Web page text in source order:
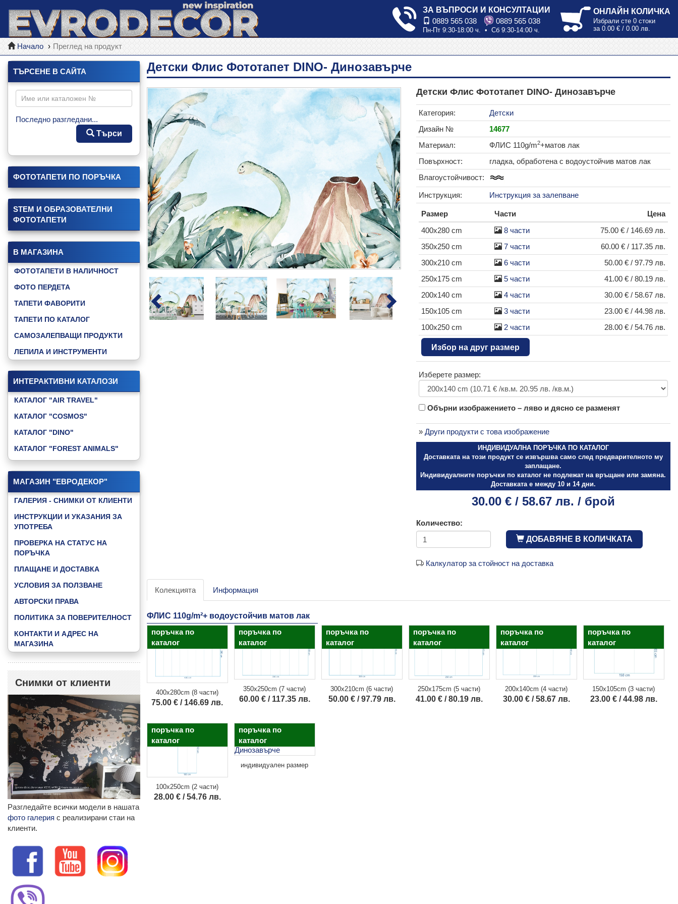
ЗА ВЪПРОСИ И КОНСУЛТАЦИИ
0889 565 038
0889 565 038
Пн-Пт 9:30-18:00 ч. • Сб 9:30-14:00 ч.
ОНЛАЙН КОЛИЧКА
Избрали сте 0 стоки
за 0.00 € / 0.00 лв.
Начало Преглед на продукт
ТЪРСЕНЕ В САЙТА
Последно разгледани...
Търси
ФОТОТАПЕТИ ПО ПОРЪЧКА
STEM И ОБРАЗОВАТЕЛНИ
ФОТОТАПЕТИ
В МАГАЗИНА
ФОТОТАПЕТИ В НАЛИЧНОСТ
ФОТО ПЕРДЕТА
ТАПЕТИ ФАВОРИТИ
ТАПЕТИ ПО КАТАЛОГ
САМОЗАЛЕПВАЩИ ПРОДУКТИ
ЛЕПИЛА И ИНСТРУМЕНТИ
ИНТЕРАКТИВНИ КАТАЛОЗИ
КАТАЛОГ "AIR TRAVEL"
КАТАЛОГ "COSMOS"
КАТАЛОГ "DINO"
КАТАЛОГ "FOREST ANIMALS"
КАТАЛОГ "GOOD NIGHT BABY"
КАТАЛОГ "JUNGLE ANIMALS"
КАТАЛОГ "LITTLE FRIENDS"
КАТАЛОГ "MUSIC & DANCE"
КАТАЛОГ "SKY"
ВИЖ ВСИЧКИ КАТАЛОЗИ »
МАГАЗИН "ЕВРОДЕКОР"
ГАЛЕРИЯ - СНИМКИ ОТ КЛИЕНТИ
ИНСТРУКЦИИ И УКАЗАНИЯ ЗА
УПОТРЕБА
ПРОВЕРКА НА СТАТУС НА
ПОРЪЧКА
ПЛАЩАНЕ И ДОСТАВКА
УСЛОВИЯ ЗА ПОЛЗВАНЕ
АВТОРСКИ ПРАВА
ПОЛИТИКА ЗА ПОВЕРИТЕЛНОСТ
КОНТАКТИ И АДРЕС НА
МАГАЗИНА
Снимки от клиенти
Разгледайте всички модели в нашата
фото галерия с реализирани стаи на
клиенти.
Детски Флис Фототапет DINO- Динозавърче
Детски Флис Фототапет DINO- Динозавърче
Категория:
Детски
Дизайн №
14677
Материал:
ФЛИС 110g/m2+матов лак
Повърхност:
гладка, обработена с водоустойчив матов лак
Влагоустойчивост:
Инструкция: Инструкция за залепване
Размер Части
Цена
400x280 cm
8 части
75.00 € / 146.69 лв.
350x250 cm
7 части
60.00 € / 117.35 лв.
300x210 cm
6 части
50.00 € / 97.79 лв.
250x175 cm
5 части
41.00 € / 80.19 лв.
200x140 cm
4 части
30.00 € / 58.67 лв.
150x105 cm
3 части
23.00 € / 44.98 лв.
100x250 cm
2 части 28.00 € / 54.76 лв.
Избор на друг размер
Изберете размер:
Обърни изображението – ляво и дясно се разменят
» Други продукти с това изображение
ИНДИВИДУАЛНА ПОРЪЧКА ПО КАТАЛОГ
Доставката на този продукт се извършва само след предварителното му
заплащане.
Индивидуалните поръчки по каталог не подлежат на връщане или замяна.
Доставката е между 10 и 14 дни.
30.00 € / 58.67 лв. / брой
Количество:
ДОБАВЯНЕ В КОЛИЧКАТА
Калкулатор за стойност на доставка
Колекцията Информация
ФЛИС 110g/m²+ водоустойчив матов лак
поръчка по
каталог
400x280cm (8 части)
75.00 € / 146.69 лв.
поръчка по
каталог
350x250cm (7 части)
60.00 € / 117.35 лв.
поръчка по
каталог
300x210cm (6 части)
50.00 € / 97.79 лв.
поръчка по
каталог
250x175cm (5 части)
41.00 € / 80.19 лв.
поръчка по
каталог
200x140cm (4 части)
30.00 € / 58.67 лв.
поръчка по
каталог
150x105cm (3 части)
23.00 € / 44.98 лв.
поръчка по
каталог
100x250cm (2 части)
28.00 € / 54.76 лв.
поръчка по
каталог
индивидуален размер